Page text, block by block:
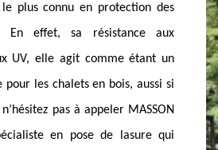
est un produit de traitement de
à votre chalet d’avoir une
intempéries. Aussi, n’hésitez
en pose de lasure. A
Rénovation est l’expert le plus
les
vous
est le